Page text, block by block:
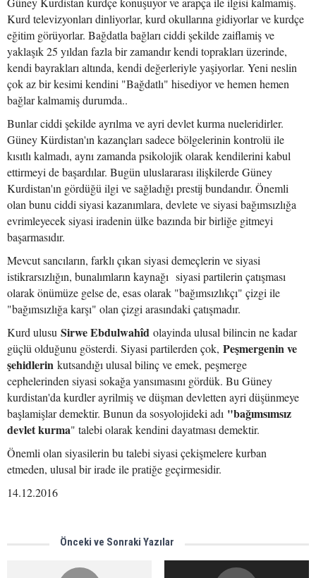
Kurd televizyonları dinliyorlar, kurd okullarına gidiyorlar ve kurdçe
eğitim görüyorlar. Bağdatla bağları ciddi şekilde zaiflamiş ve
yaklaşık 25 yıldan fazla bir zamandır kendi toprakları üzerinde,
kendi bayrakları altında, kendi değerleriyle yaşiyorlar. Yeni neslin
çok az bir kesimi kendini "Bağdatlı" hisediyor ve hemen hemen
bağlar kalmamiş durumda..
Bunlar ciddi şekilde ayrılma ve ayri devlet kurma nueleridirler.
Güney Kürdistan'ın kazançları sadece bölgelerinin kontrolü ile
kısıtlı kalmadı, aynı zamanda psikolojik olarak kendilerini kabul
ettirmeyi de başardılar. Bugün uluslararası ilişkilerde Güney
Kurdistan'ın gördüğü ilgi ve sağladığı prestij bundandır. Önemli
olan bunu ciddi siyasi kazanımlara, devlete ve siyasi bağımsızlığa
evrimleyecek siyasi iradenin ülke bazında bir birliğe gitmeyi
başarmasıdır.
Mevcut sancıların, farklı çıkan siyasi demeçlerin ve siyasi
istikrarsızlığın, bunalımların kaynağı siyasi partilerin çatışması
olarak önümüze gelse de, esas olarak "bağımsızlıkçı" çizgi ile
"bağımsızlığa karşı" olan çizgi arasındaki çatışmadır.
Kurd ulusu Sirwe Ebdulwahîd olayinda ulusal bilincin ne kadar
güçlü olduğunu gösterdi. Siyasi partilerden çok, Peşmergenin ve
şehidlerin kutsandığı ulusal bilinç ve emek, peşmerge
cephelerinden siyasi sokağa yansımasını gördük. Bu Güney
kurdistan'da kurdler ayrilmiş ve düşman devletten ayri düşünmeye
başlamişlar demektir. Bunun da sosyolojideki adı "bağımsımsız
devlet kurma" talebi olarak kendini dayatması demektir.
Önemli olan siyasilerin bu talebi siyasi çekişmelere kurban
etmeden, ulusal bir irade ile pratiğe geçirmesidir.
14.12.2016
Önceki ve Sonraki Yazılar